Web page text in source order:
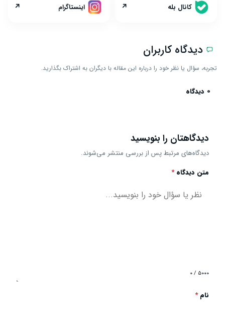
کانال بله ↗ اینستاگرام ↗
دیدگاه کاربران
تجربه، سؤال یا نظر خود را درباره این مقاله با دیگران به اشتراک بگذارید.
0 دیدگاه
دیدگاهتان را بنویسید
دیدگاه‌های مرتبط پس از بررسی منتشر می‌شوند.
متن دیدگاه*
۰ / ۵۰۰۰
نام*